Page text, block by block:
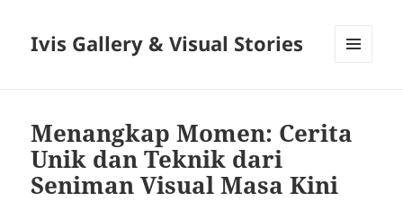
Ivis Gallery & Visual Stories
Menangkap Momen: Cerita
Unik dan Teknik dari
Seniman Visual Masa Kini